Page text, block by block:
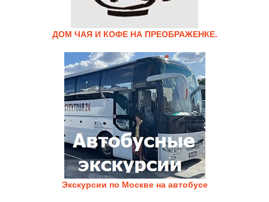
ДОМ ЧАЯ И КОФЕ НА ПРЕОБРАЖЕНКЕ.
Экскурсии по Москве на автобусе